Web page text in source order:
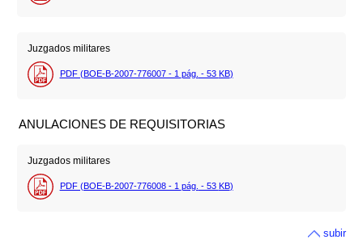
Juzgados militares
PDF (BOE-B-2007-776007 - 1 pág. - 53 KB)
ANULACIONES DE REQUISITORIAS
Juzgados militares
PDF (BOE-B-2007-776008 - 1 pág. - 53 KB)
subir